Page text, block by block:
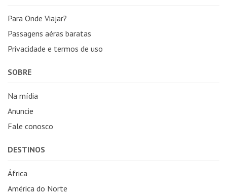
Para Onde Viajar?
Passagens aéras baratas
Privacidade e termos de uso
SOBRE
Na mídia
Anuncie
Fale conosco
DESTINOS
África
América do Norte